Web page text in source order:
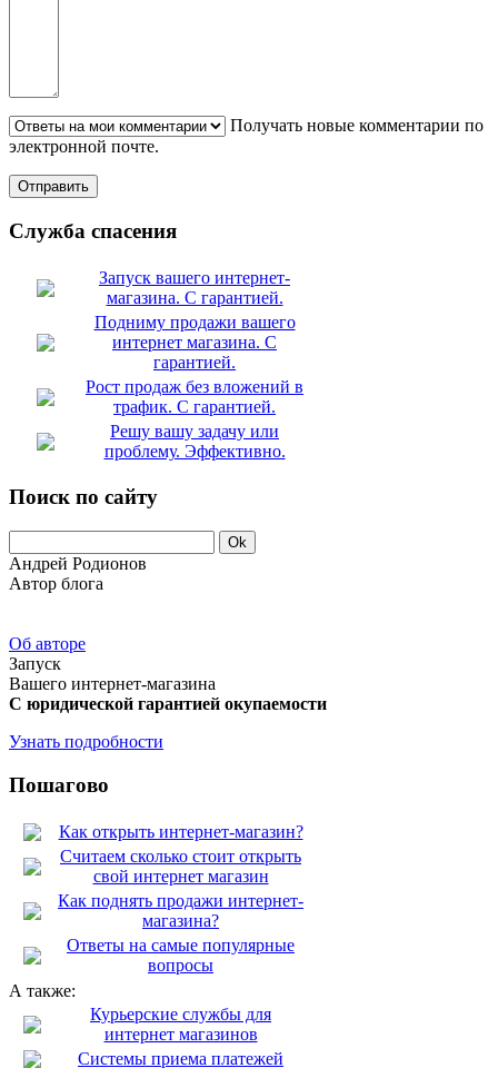
Получать новые комментарии по
электронной почте.
Служба спасения
Запуск вашего интернет-
магазина. С гарантией.
Подниму продажи вашего
интернет магазина. С
гарантией.
Рост продаж без вложений в
трафик. С гарантией.
Решу вашу задачу или
проблему. Эффективно.
Поиск по сайту
Андрей Родионов
Автор блога
Об авторе
Запуск
Вашего интернет-магазина
С юридической гарантией окупаемости
Узнать подробности
Пошагово
Как открыть интернет-магазин?
Считаем сколько стоит открыть
свой интернет магазин
Как поднять продажи интернет-
магазина?
Ответы на самые популярные
вопросы
А также:
Курьерские службы для
интернет магазинов
Системы приема платежей